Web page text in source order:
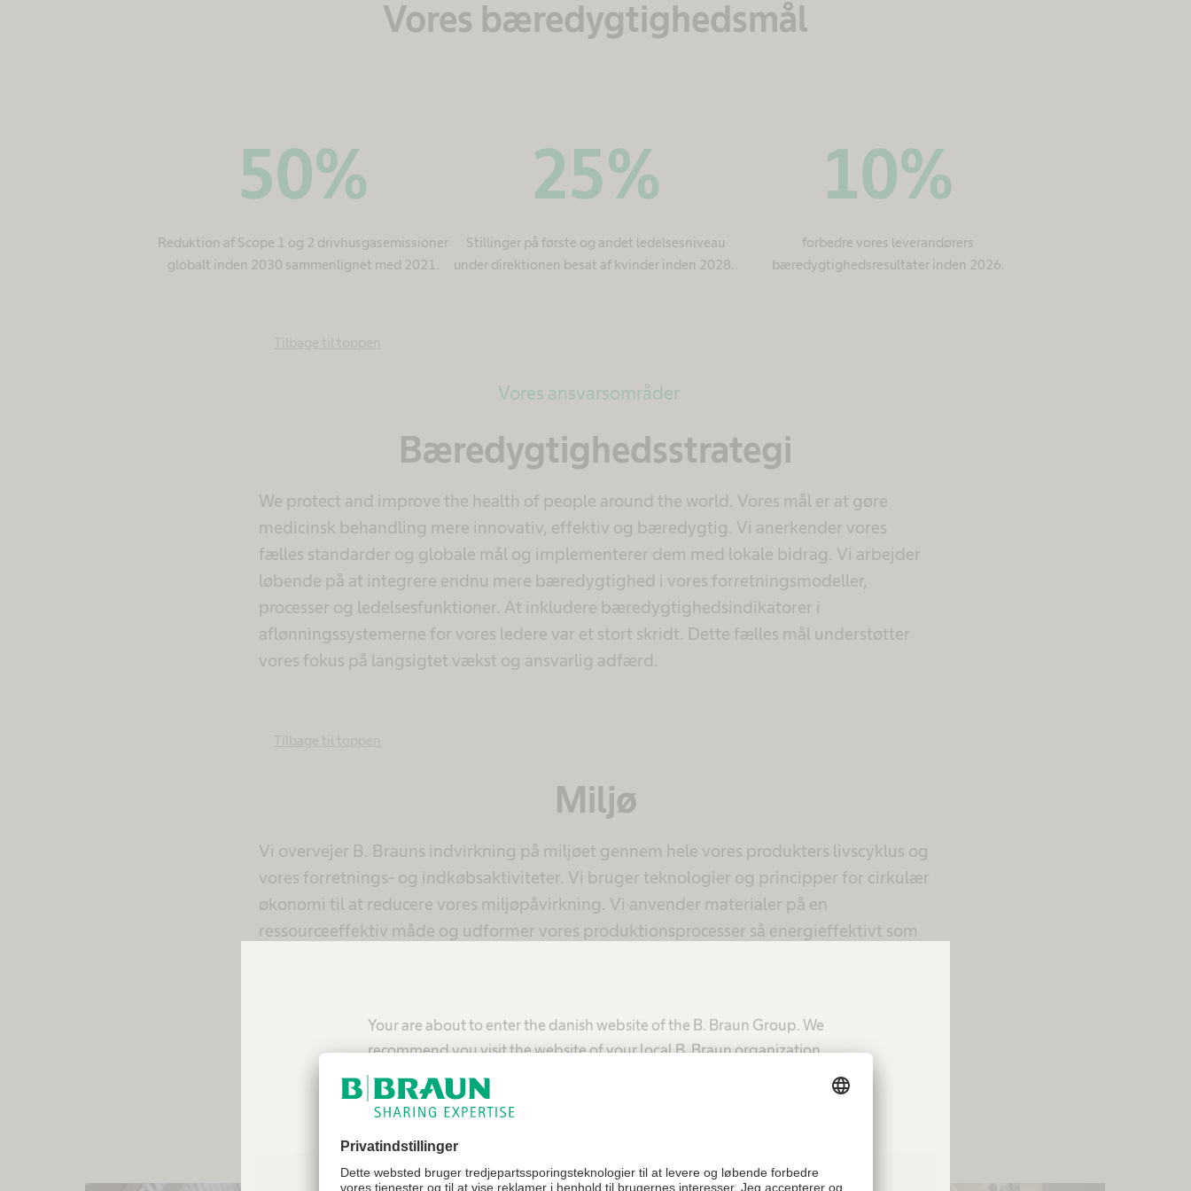
Your are about to enter the danish website of the B. Braun Group. We
recommend you visit the website of your local B. Braun organization.
United States - B. Braun Medical Inc.
Vores bæredygtighedsmål
50%
Reduktion af Scope 1 og 2 drivhusgasemissioner
globalt inden 2030 sammenlignet med 2021.
25%
Stillinger på første og andet ledelsesniveau
under direktionen besat af kvinder inden 2028..
10%
forbedre vores leverandørers
bæredygtighedsresultater inden 2026.
Vores ansvarsområder
Bæredygtighedsstrategi
We protect and improve the health of people around the world. Vores mål er at gøre
medicinsk behandling mere innovativ, effektiv og bæredygtig. Vi anerkender vores
fælles standarder og globale mål og implementerer dem med lokale bidrag. Vi arbejder
løbende på at integrere endnu mere bæredygtighed i vores forretningsmodeller,
processer og ledelsesfunktioner. At inkludere bæredygtighedsindikatorer i
aflønningssystemerne for vores ledere var et stort skridt. Dette fælles mål understøtter
vores fokus på langsigtet vækst og ansvarlig adfærd.
Miljø
​Vi overvejer B. Brauns indvirkning på miljøet gennem hele vores produkters livscyklus og
vores forretnings- og indkøbsaktiviteter. Vi bruger teknologier og principper for cirkulær
økonomi til at reducere vores miljøpåvirkning. Vi anvender materialer på en
ressourceeffektiv måde og udformer vores produktionsprocesser så energieffektivt som
Historier